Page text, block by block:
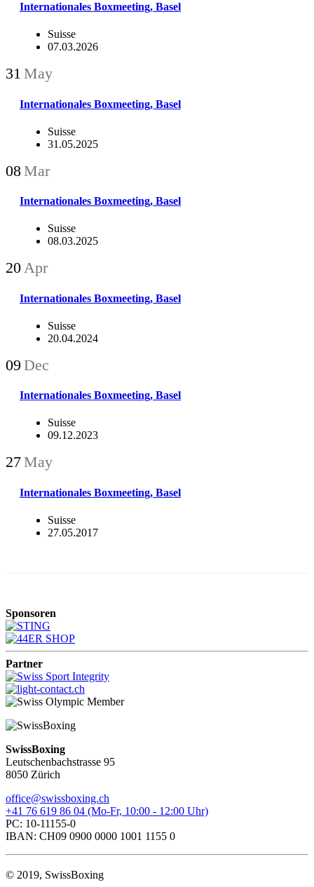
Internationales Boxmeeting, Basel
Suisse
07.03.2026
31 May
Internationales Boxmeeting, Basel
Suisse
31.05.2025
08Mar
Internationales Boxmeeting, Basel
Suisse
08.03.2025
20Apr
Internationales Boxmeeting, Basel
Suisse
20.04.2024
09 Dec
Internationales Boxmeeting, Basel
Suisse
09.12.2023
27May
Internationales Boxmeeting, Basel
Suisse
27.05.2017
Sponsoren
Partner
SwissBoxing
Leutschenbachstrasse 95
8050 Zürich
office@swissboxing.ch
+41 76 619 86 04 (Mo-Fr, 10:00 - 12:00 Uhr)
PC: 10-11155-0
IBAN: CH09 0900 0000 1001 1155 0
© 2019, SwissBoxing